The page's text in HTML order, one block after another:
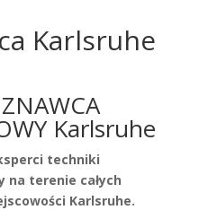
Karlsruhe
Karlsruhe
techniki
na terenie całych
Karlsruhe.